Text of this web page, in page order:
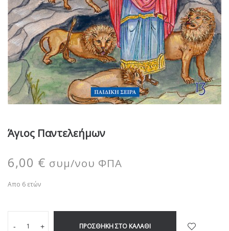
Άγιος Παντελεήμων
6,00 € συμ/νου ΦΠΑ
Απο 6 ετών
- + ΠΡΟΣΘΉΚΗ ΣΤΟ ΚΑΛΆΘΙ